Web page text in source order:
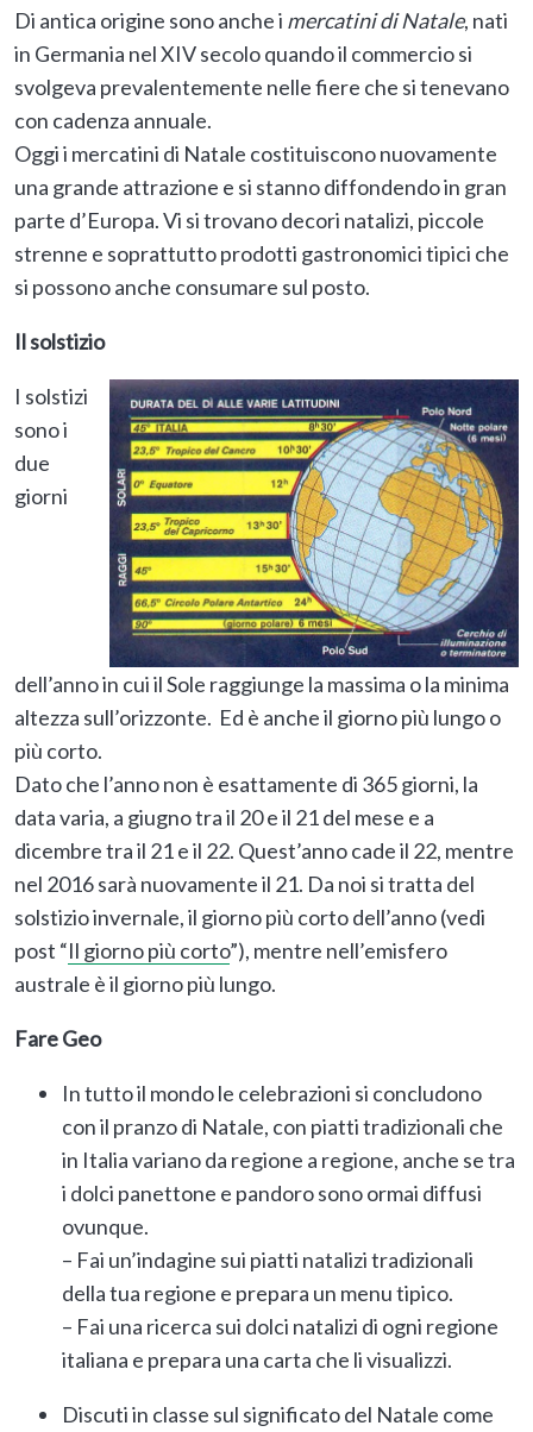
Di antica origine sono anche i mercatini di Natale, nati
in Germania nel XIV secolo quando il commercio si
svolgeva prevalentemente nelle fiere che si tenevano
con cadenza annuale.
Oggi i mercatini di Natale costituiscono nuovamente
una grande attrazione e si stanno diffondendo in gran
parte d’Europa. Vi si trovano decori natalizi, piccole
strenne e soprattutto prodotti gastronomici tipici che
si possono anche consumare sul posto.
Il solstizio
I solstizi
sono i
due
giorni
dell’anno in cui il Sole raggiunge la massima o la minima
altezza sull’orizzonte. Ed è anche il giorno più lungo o
più corto.
Dato che l’anno non è esattamente di 365 giorni, la
data varia, a giugno tra il 20 e il 21 del mese e a
dicembre tra il 21 e il 22. Quest’anno cade il 22, mentre
nel 2016 sarà nuovamente il 21. Da noi si tratta del
solstizio invernale, il giorno più corto dell’anno (vedi
post “Il giorno più corto”), mentre nell’emisfero
australe è il giorno più lungo.
Fare Geo
In tutto il mondo le celebrazioni si concludono
con il pranzo di Natale, con piatti tradizionali che
in Italia variano da regione a regione, anche se tra
i dolci panettone e pandoro sono ormai diffusi
ovunque.
– Fai un’indagine sui piatti natalizi tradizionali
della tua regione e prepara un menu tipico.
– Fai una ricerca sui dolci natalizi di ogni regione
italiana e prepara una carta che li visualizzi.
Discuti in classe sul significato del Natale come